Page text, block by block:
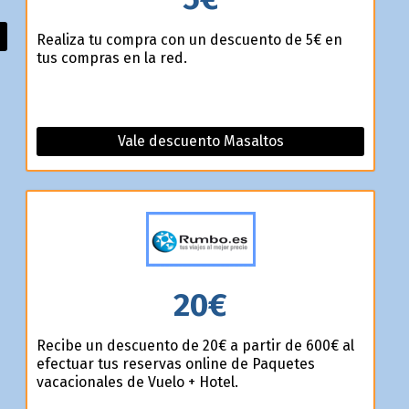
Realiza tu compra con un descuento de 5€ en
tus compras en la red.
Vale descuento Masaltos
20€
Recibe un descuento de 20€ a partir de 600€ al
efectuar tus reservas online de Paquetes
vacacionales de Vuelo + Hotel.